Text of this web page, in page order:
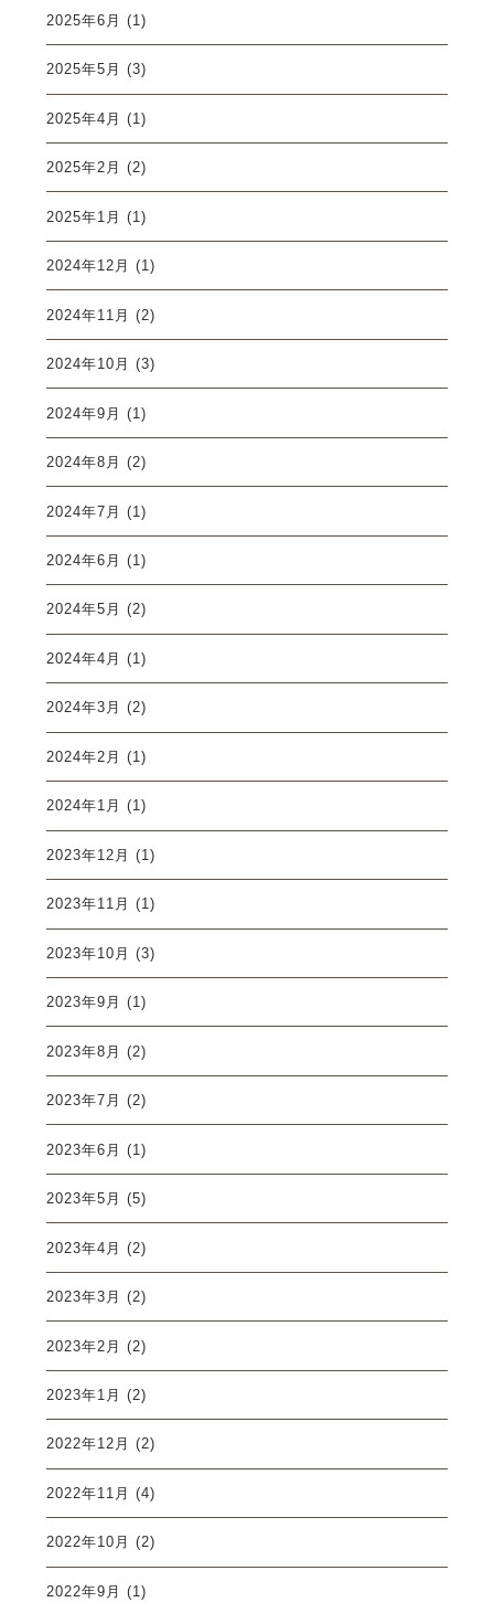
2025年6月 (1)
2025年5月 (3)
2025年4月 (1)
2025年2月 (2)
2025年1月 (1)
2024年12月 (1)
2024年11月 (2)
2024年10月 (3)
2024年9月 (1)
2024年8月 (2)
2024年7月 (1)
2024年6月 (1)
2024年5月 (2)
2024年4月 (1)
2024年3月 (2)
2024年2月 (1)
2024年1月 (1)
2023年12月 (1)
2023年11月 (1)
2023年10月 (3)
2023年9月 (1)
2023年8月 (2)
2023年7月 (2)
2023年6月 (1)
2023年5月 (5)
2023年4月 (2)
2023年3月 (2)
2023年2月 (2)
2023年1月 (2)
2022年12月 (2)
2022年11月 (4)
2022年10月 (2)
2022年9月 (1)